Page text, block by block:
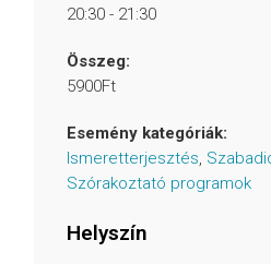
20:30 - 21:30
Összeg:
5900Ft
Esemény kategóriák:
Ismeretterjesztés
Szórakoztató programok
Helyszín